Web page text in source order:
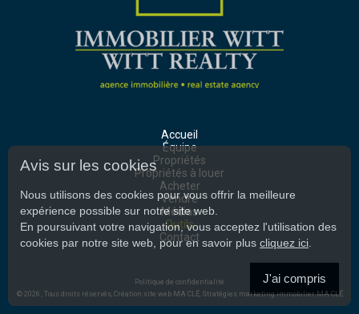
Accueil
Équipe
Propriétés
Propriétés à louer
Acheter
Vendre
Médias
Outils
Contact
Politique de confidentialité
© 2026 , Tous droits réservés, Création site web MA CLÉ, Stratégies marketing immobilier MA CLÉ
Avis sur les cookies
Nous utilisons des cookies pour vous offrir la meilleure
expérience possible sur notre site web.
En poursuivant votre navigation, vous acceptez l'utilisation des
cookies par notre site web, pour en savoir plus cliquez ici
J'ai compris